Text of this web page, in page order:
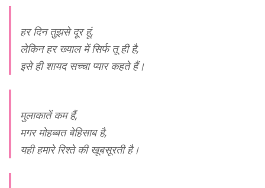
हर दिन तुझसे दूर हूं,
लेकिन हर ख्याल में सिर्फ तू ही है,
इसे ही शायद सच्चा प्यार कहते हैं।
मुलाकातें कम हैं,
मगर मोहब्बत बेहिसाब है,
यही हमारे रिश्ते की खूबसूरती है।